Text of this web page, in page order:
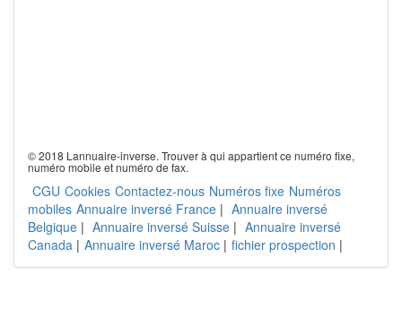
© 2018 Lannuaire-inverse. Trouver à qui appartient ce numéro fixe,
numéro mobile et numéro de fax.
CGU Cookies Contactez-nous Numéros fixe Numéros
mobiles Annuaire inversé France | Annuaire inversé
Belgique | Annuaire inversé Suisse | Annuaire inversé
Canada | Annuaire inversé Maroc | fichier prospection |